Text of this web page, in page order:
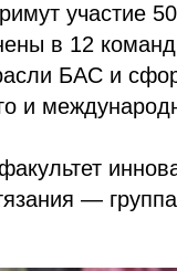
участие
в 12
БАС и
и
—